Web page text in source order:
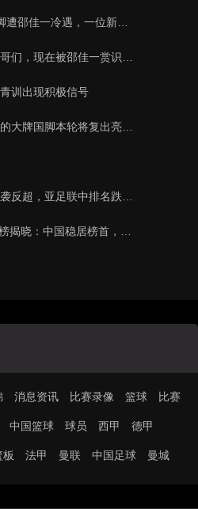
冷遇，一位新星最让球迷惋惜
被邵佳一赏识，进入国足教练组
训出现积极信号
脚本轮将复出亮相，值得期待
中排名跌至第15，被巴勒斯坦紧逼
居榜首，韩国与澳大利亚表现抢眼
消息资讯 比赛录像 篮球 比赛
中国篮球 球员 西甲 德甲
板 法甲 曼联 中国足球 曼城